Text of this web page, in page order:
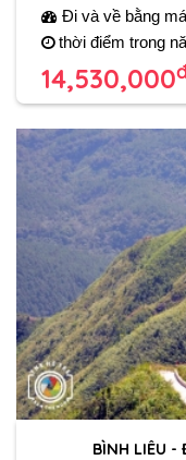
Đi và về bằng
thời điểm trong
14,530,000
BÌNH LIÊU -